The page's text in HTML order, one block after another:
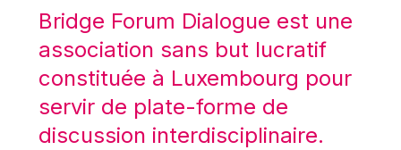
Mario Centeno
Mario Monti
Maroš ŠEFČOVIČ
Martin Bailey
Martine Reicherts
Bridge Forum Dialogue est une
association sans but lucratif
constituée à Luxembourg pour
servir de plate-forme de
discussion interdisciplinaire.